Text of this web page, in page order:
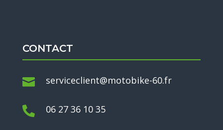
CONTACT
 serviceclient@motobike-60.fr
 06 27 36 10 35